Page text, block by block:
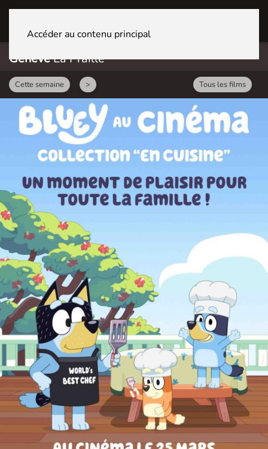
Accéder au contenu principal
GenèveLa Praille
Cette semaine > Tous les films